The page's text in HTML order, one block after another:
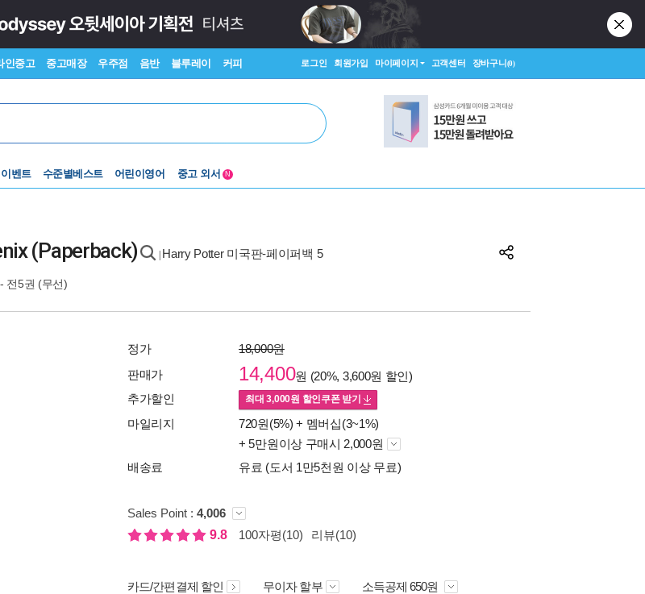
인중고 중고매장 우주점 음반 블루레이 커피 로그인 회원가입 마이페이지 고객센터 장바구니(0)
이벤트
Lexile®
어린이영어
5백원부터
N
(Paperback) Harry Potter 미국판-페이퍼백 5
전5권 (무선)
정가
18,000원
판매가
14,400원 (20%, 3,600원 할인)
추가할인
최대3,000원 할인쿠폰 받기
마일리지 720원(5%) + 멤버십(3~1%)
+ 5만원이상 구매시 2,000원
배송료
유료 (도서 1만5천원 이상 무료)
Sales Point : 4,006
9.8
100자평(10) 리뷰(10)
카드/간편결제 할인 무이자 할부 소득공제 650원